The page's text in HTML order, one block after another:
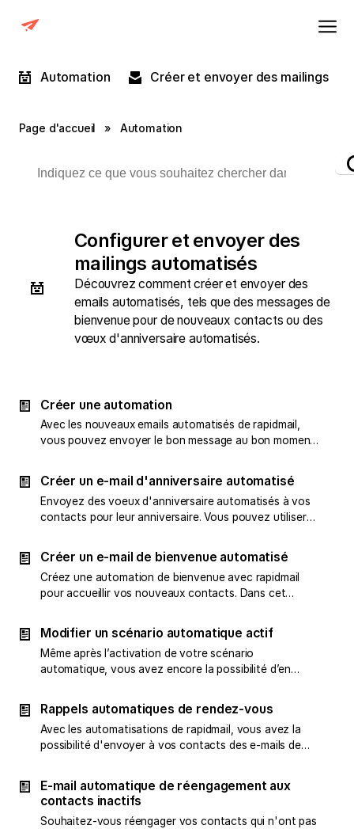
Automation Créer et envoyer des mailings
Page d'accueil » Automation
Configurer et envoyer des
mailings automatisés
Découvrez comment créer et envoyer des
emails automatisés, tels que des messages de
bienvenue pour de nouveaux contacts ou des
vœux d'anniversaire automatisés.
Créer une automation
Avec les nouveaux emails automatisés de rapidmail,
vous pouvez envoyer le bon message au bon moment
Créer un e-mail d'anniversaire automatisé
Envoyez des voeux d'anniversaire automatisés à vos
contacts pour leur anniversaire. Vous pouvez utiliser
Créer un e-mail de bienvenue automatisé
Créez une automation de bienvenue avec rapidmail
pour accueillir vos nouveaux contacts. Dans cet
Modifier un scénario automatique actif
Même après l’activation de votre scénario
automatique, vous avez encore la possibilité d’en
nous vous expliquons ici les effets que ces
changements peuvent avoir sur vos contacts actifs.
Rappels automatiques de rendez-vous
Avec les automatisations de rapidmail, vous avez la
possibilité d'envoyer à vos contacts des e-mails de
vous, des voyages, des événements et plus encore.
E-mail automatique de réengagement aux
contacts inactifs
Souhaitez-vous réengager vos contacts qui n'ont pas